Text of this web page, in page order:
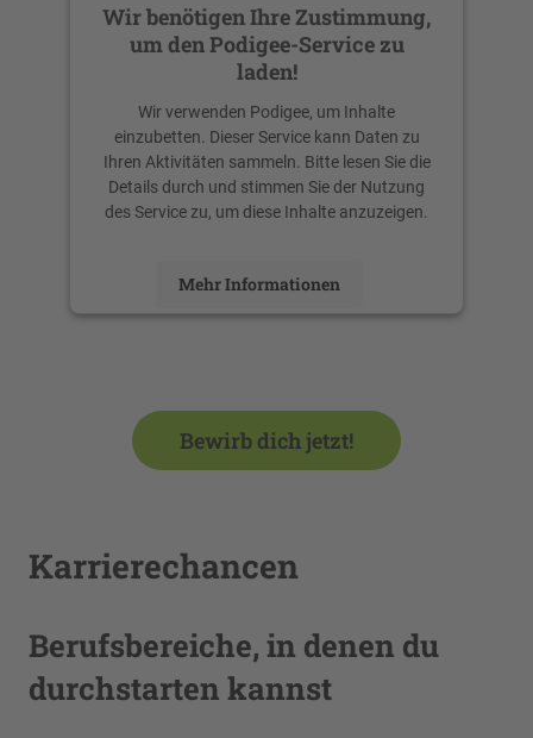
Wir benötigen Ihre Zustimmung,
um den Podigee-Service zu
laden!
Wir verwenden Podigee, um Inhalte
einzubetten. Dieser Service kann Daten zu
Ihren Aktivitäten sammeln. Bitte lesen Sie die
Details durch und stimmen Sie der Nutzung
des Service zu, um diese Inhalte anzuzeigen.
Mehr Informationen
Management Platform
Bewirb dich jetzt!
Karrierechancen
Berufsbereiche, in denen du
durchstarten kannst